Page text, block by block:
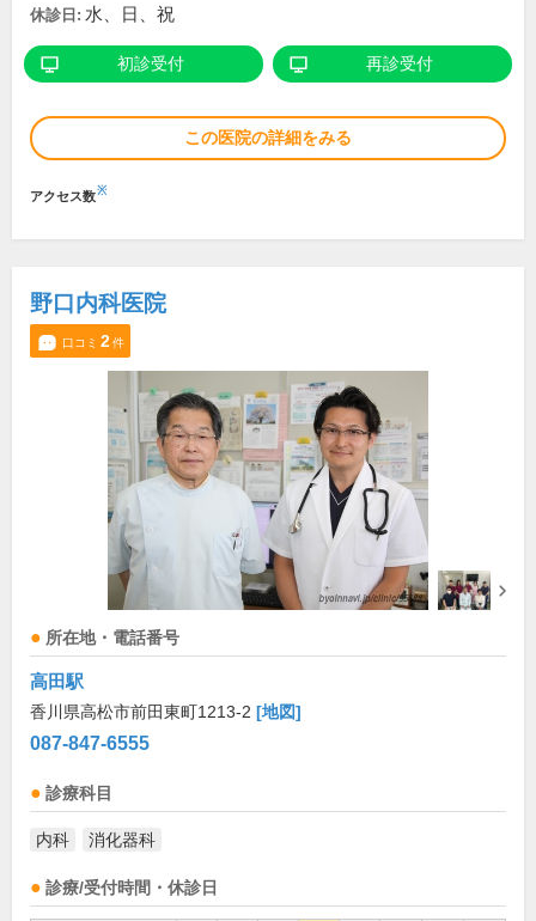
休診日: 水、日、祝
初診受付 再診受付
この医院の詳細をみる
アクセス数※
野口内科医院
口コミ 2件
所在地・電話番号
高田駅
香川県高松市前田東町1213-2 [地図]
087-847-6555
診療科目
内科 消化器科
診療/受付時間・休診日